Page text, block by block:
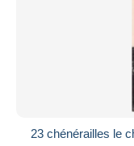
23 chénérailles le